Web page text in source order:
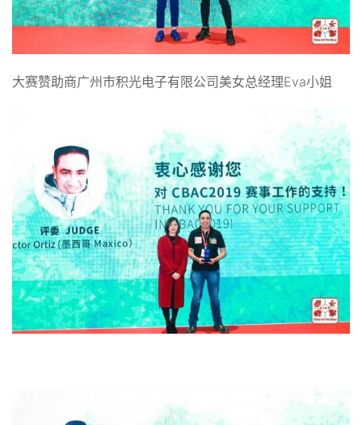
大赛赞助商广州市积光电子有限公司美女总经理Eva小姐